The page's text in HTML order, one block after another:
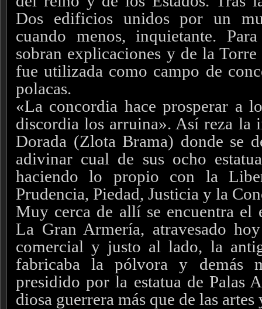
Dos edificios unidos por un
cuando menos, inquietante.
sobran explicaciones y de la
fue utilizada como campo de
polacas.
«La concordia hace prosperar a
discordia los arruina». Así reza la
Dorada (Zlota Brama) donde se
adivinar cual de sus ocho
haciendo lo propio con la
Prudencia, Piedad, Justicia y la
Muy cerca de allí se encuentra el
La Gran Armería, atravesado
comercial y justo al lado, la
fabricaba la pólvora y demás
presidido por la estatua de Palas
diosa guerrera más que de las